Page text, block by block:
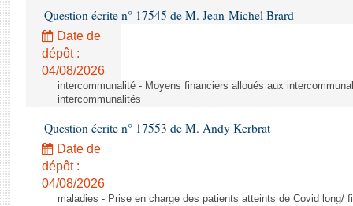
Question écrite n° 17545 de M. Jean-Michel Brard
Date de
dépôt :
04/08/2026
intercommunalité - Moyens financiers alloués aux
intercommunalités
Question écrite n° 17553 de M. Andy Kerbrat
Date de
dépôt :
04/08/2026
maladies - Prise en charge des patients atteints de Covid long/